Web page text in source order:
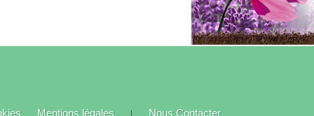
Mentions légales | Nous Contacter